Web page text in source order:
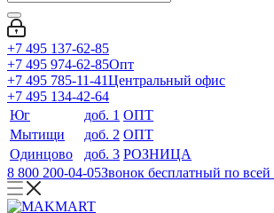
+7 495 137-62-85
+7 495 974-62-85Опт
+7 495 785-11-41Центральный офис
+7 495 134-42-64
Юг
доб. 1 ОПТ
Мытищи
доб. 2 ОПТ
Одинцово
доб. 3 РОЗНИЦА
8 800 200-04-05Звонок бесплатный по всей